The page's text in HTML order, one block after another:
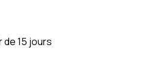
de 15 jours